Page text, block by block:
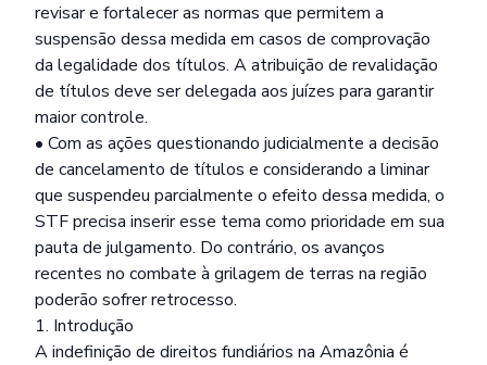
revisar e fortalecer as normas que permitem a
suspensão dessa medida em casos de comprovação
da legalidade dos títulos. A atribuição de revalidação
de títulos deve ser delegada aos juízes para garantir
maior controle.
• Com as ações questionando judicialmente a decisão
de cancelamento de títulos e considerando a liminar
que suspendeu parcialmente o efeito dessa medida, o
STF precisa inserir esse tema como prioridade em sua
pauta de julgamento. Do contrário, os avanços
recentes no combate à grilagem de terras na região
poderão sofrer retrocesso.
1. Introdução
A indefinição de direitos fundiários na Amazônia é